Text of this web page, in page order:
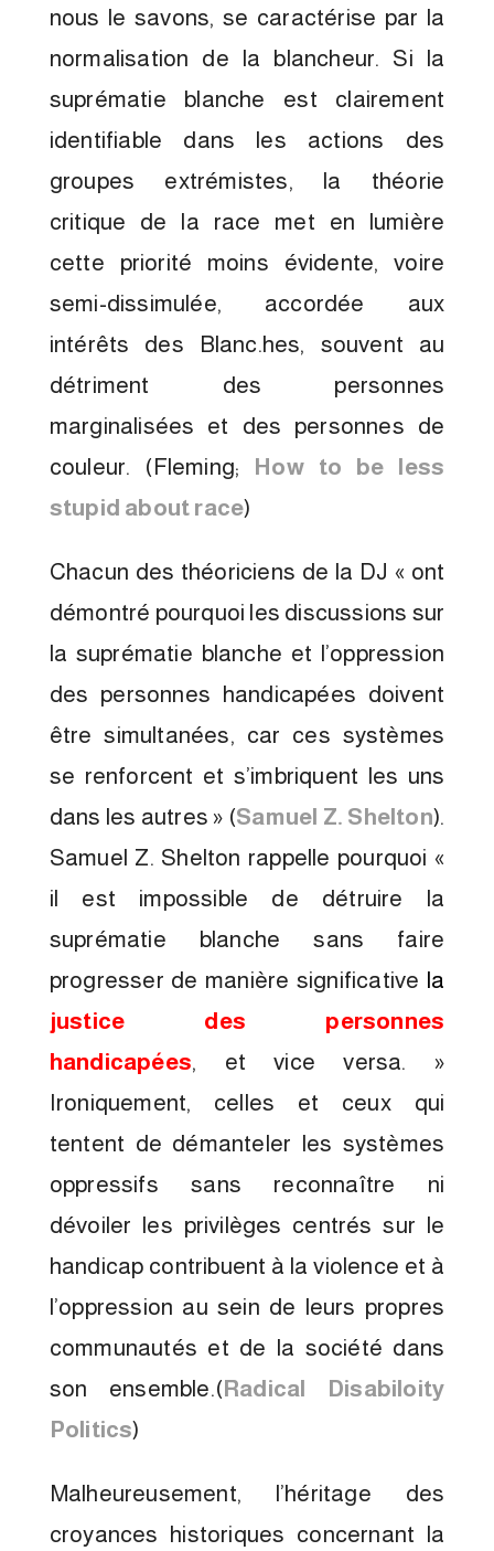
nous le savons, se caractérise par la
normalisation de la blancheur. Si la
suprématie blanche est clairement
identifiable dans les actions des
groupes extrémistes, la théorie
critique de la race met en lumière
cette priorité moins évidente, voire
semi-dissimulée, accordée aux
intérêts des Blanc.hes, souvent au
détriment des personnes
marginalisées et des personnes de
couleur. (Fleming; How to be less
stupid about race)
Chacun des théoriciens de la DJ « ont
démontré pourquoi les discussions sur
la suprématie blanche et l’oppression
des personnes handicapées doivent
être simultanées, car ces systèmes
se renforcent et s’imbriquent les uns
dans les autres » (Samuel Z. Shelton).
Samuel Z. Shelton rappelle pourquoi «
il est impossible de détruire la
suprématie blanche sans faire
progresser de manière significative la
justice des personnes
handicapées, et vice versa. »
Ironiquement, celles et ceux qui
tentent de démanteler les systèmes
oppressifs sans reconnaître ni
dévoiler les privilèges centrés sur le
handicap contribuent à la violence et à
l’oppression au sein de leurs propres
communautés et de la société dans
son ensemble.(Radical Disabiloity
Politics)
Malheureusement, l’héritage des
croyances historiques concernant la